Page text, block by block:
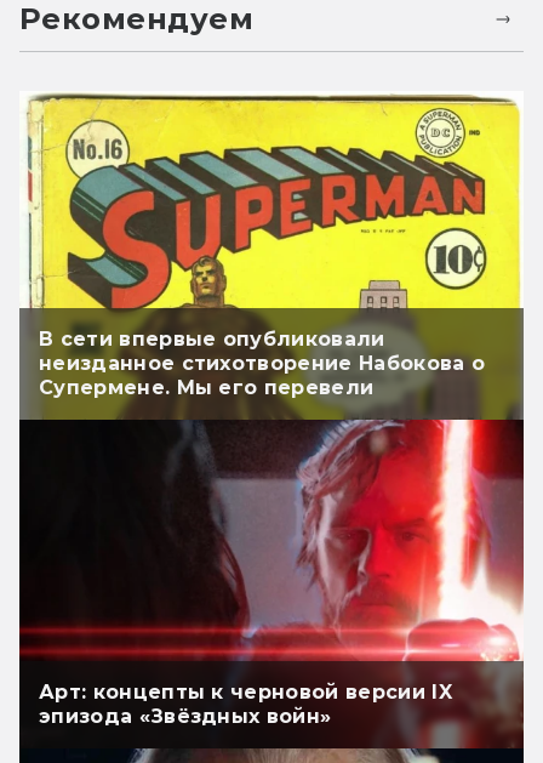
Рекомендуем
В сети впервые опубликовали
неизданное стихотворение Набокова о
Супермене. Мы его перевели
Арт: концепты к черновой версии IX
эпизода «Звёздных войн»